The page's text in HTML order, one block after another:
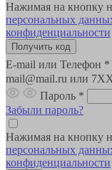
Нажимая на кнопку
персональных
конфиденциальности
E-mail или Телефон *
mail@mail.ru или
Пароль *
Забыли пароль?
Нажимая на кнопку
персональных
конфиденциальности